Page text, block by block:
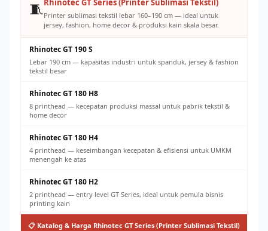
🧵Rhinotec GT Series (Printer Sublimasi Tekstil)
Printer sublimasi tekstil lebar 160–190 cm — ideal untuk
jersey, fashion, home decor & produksi kain skala besar.
Rhinotec GT 190 S
Lebar 190 cm — kapasitas industri untuk spanduk, jersey & fashion
tekstil besar
Rhinotec GT 180 H8
8 printhead — kecepatan produksi massal untuk pabrik tekstil &
home decor
Rhinotec GT 180 H4
4 printhead — keseimbangan kecepatan & efisiensi untuk UMKM
menengah ke atas
Rhinotec GT 180 H2
2 printhead — entry level GT Series, ideal untuk pemula bisnis
printing kain
📋 Katalog & Harga Rhinotec GT Series (Printer Sublimasi Tekstil)